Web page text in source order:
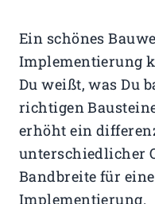
Ein schönes
Implementierung
Du weißt, was Du
richtigen
erhöht ein
unterschiedlicher
Bandbreite für eine
Implementierung.